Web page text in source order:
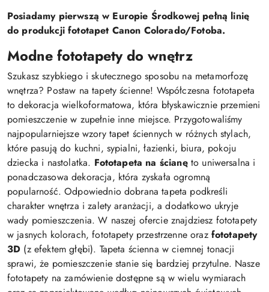
Posiadamy pierwszą w Europie Środkowej pełną linię
do produkcji fototapet Canon Colorado/Fotoba.
Modne fototapety do wnętrz
Szukasz szybkiego i skutecznego sposobu na metamorfozę
wnętrza? Postaw na tapety ścienne! Współczesna fototapeta
to dekoracja wielkoformatowa, która błyskawicznie przemieni
pomieszczenie w zupełnie inne miejsce. Przygotowaliśmy
najpopularniejsze wzory tapet ściennych w różnych stylach,
które pasują do kuchni, sypialni, łazienki, biura, pokoju
dziecka i nastolatka. Fototapeta na ścianęto uniwersalna i
ponadczasowa dekoracja, która zyskała ogromną
popularność. Odpowiednio dobrana tapeta podkreśli
charakter wnętrza i zalety aranżacji, a dodatkowo ukryje
wady pomieszczenia. W naszej ofercie znajdziesz fototapety
w jasnych kolorach, fototapety przestrzenne oraz fototapety
3D (z efektem głębi). Tapeta ścienna w ciemnej tonacji
sprawi, że pomieszczenie stanie się bardziej przytulne. Nasze
fototapety na zamówienie dostępne są w wielu wymiarach